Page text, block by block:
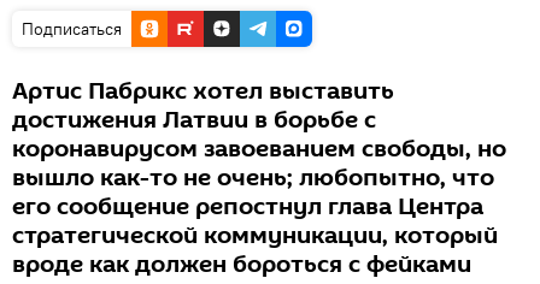
Подписаться
Артис Пабрикс хотел выставить
достижения Латвии в борьбе с
коронавирусом завоеванием свободы, но
вышло как-то не очень; любопытно, что
его сообщение репостнул глава Центра
стратегической коммуникации, который
вроде как должен бороться с фейками